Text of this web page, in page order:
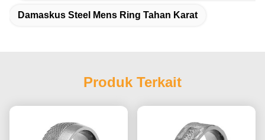
Damaskus Steel Mens Ring Tahan Karat
Produk Terkait